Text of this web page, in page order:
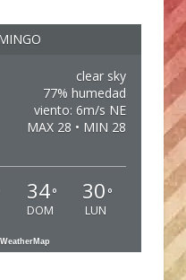
clear sky
77% humedad
viento: 6m/s NE
MAX 28 • MIN 28
34°
DOM
30 °
LUN